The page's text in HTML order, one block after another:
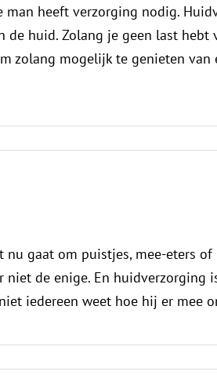
heeft verzorging nodig.
huid. Zolang je geen last
zolang mogelijk te genieten
gaat om puistjes, mee-eters
de enige. En huidverzorging
iedereen weet hoe hij er mee